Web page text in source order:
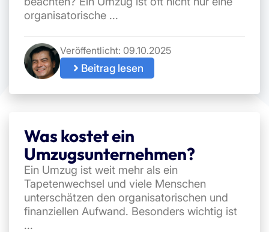
organisatorische ...
Veröffentlicht: 09.10.2025
Beitrag lesen
Was kostet ein
Umzugsunternehmen?
Ein Umzug ist weit mehr als ein
Tapetenwechsel und viele Menschen
unterschätzen den organisatorischen und
finanziellen Aufwand. Besonders wichtig ist
...